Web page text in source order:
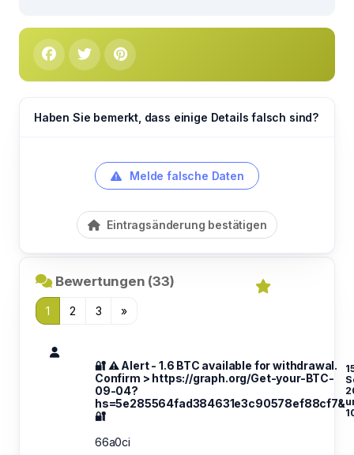
Haben Sie bemerkt, dass einige Details falsch sind?
Melde falsche Daten
Eintragsänderung bestätigen
Bewertungen (33)
1 2 3 »
🔐 ⚠️ Alert - 1.6 BTC available for withdrawal.
Confirm > https://graph.org/Get-your-BTC-
09-04?
hs=5e285564fad384631e3c90578ef88cf7&
🔐
66a0ci